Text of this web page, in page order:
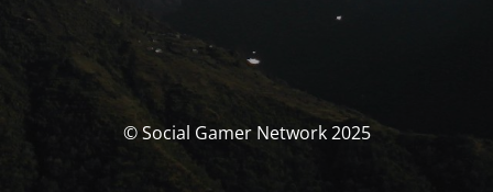
© Social Gamer Network 2025